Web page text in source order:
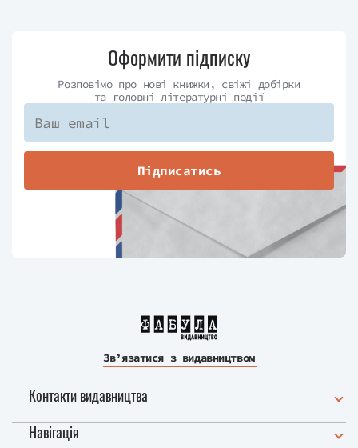
Оформити підписку
Розповімо про нові книжки, свіжі добірки
та головні літературні події
Підписатись
Зв’язатися з видавництвом
Контакти видавництва
Навігація